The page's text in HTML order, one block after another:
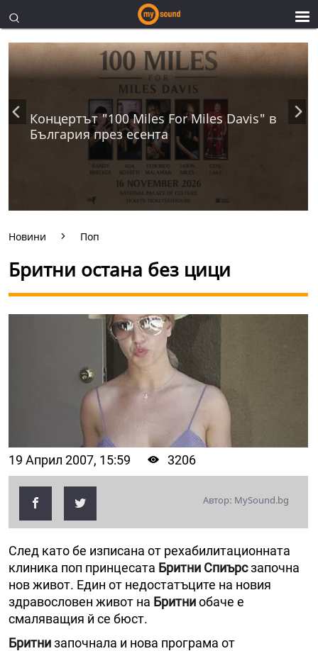
Концертът "100 Miles For Miles Davis" в
България през есента
Новини Поп
Бритни остана без цици
19 Април 2007, 15:59 3206
Автор: MySound.bg
След като бе изписана от рехабилитационната
клиника поп принцесата Бритни Спиърсзапочна
нов живот. Един от недостатъците на новия
здравословен живот на Бритниобаче е
смаляващия й се бюст.
Бритнизапочнала и нова програма от